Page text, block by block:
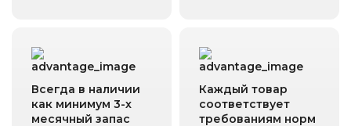
Всегда в наличии
как минимум 3-х
месячный запас
Каждый товар
соответствует
требованиям норм